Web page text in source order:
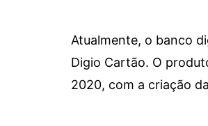
Atualmente, o banco
Digio Cartão. O
2020, com a criação